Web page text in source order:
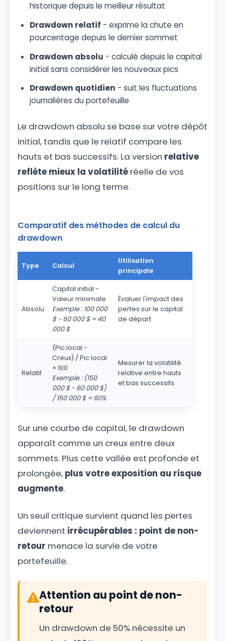
historique depuis le meilleur résultat
Drawdown relatif - exprime la chute en
pourcentage depuis le dernier sommet
Drawdown absolu - calculé depuis le capital
initial sans considérer les nouveaux pics
Drawdown quotidien - suit les fluctuations
journalières du portefeuille
Le drawdown absolu se base sur votre dépôt
initial, tandis que le relatif compare les
hauts et bas successifs. La version relative
reflète mieux la volatilité réelle de vos
positions sur le long terme.
Comparatif des méthodes de calcul du
drawdown
Type Calcul
Utilisation
principale
Absolu
Capital initial -
Valeur minimale
Exemple : 100 000
$ - 60 000 $ = 40
000 $
Évaluer l'impact des
pertes sur le capital
de départ
Relatif
(Pic local -
Creux) / Pic local
× 100
Exemple : (150
000 $ - 60 000 $)
/ 150 000 $ = 60%
Mesurer la volatilité
relative entre hauts
et bas successifs
Sur une courbe de capital, le drawdown
apparaît comme un creux entre deux
sommets. Plus cette vallée est profonde et
prolongée, plus votre exposition au risque
augmente.
Un seuil critique survient quand les pertes
deviennent irrécupérables : point de non-
retour menace la survie de votre
portefeuille.
Attention au point de non-
retour
Un drawdown de 50% nécessite un